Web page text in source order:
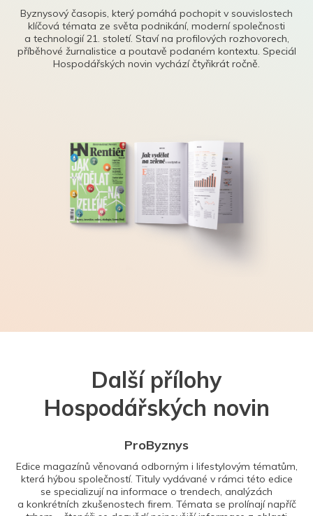
Byznysový časopis, který pomáhá pochopit v souvislostech
klíčová témata ze světa podnikání, moderní společnosti
a technologií 21. století. Staví na profilových rozhovorech,
příběhové žurnalistice a poutavě podaném kontextu. Speciál
Hospodářských novin vychází čtyřikrát ročně.
Další přílohy
Hospodářských novin
ProByznys
Edice magazínů věnovaná odborným i lifestylovým tématům,
která hýbou společností. Tituly vydávané v rámci této edice
se specializují na informace o trendech, analýzách
a konkrétních zkušenostech firem. Témata se prolínají napříč